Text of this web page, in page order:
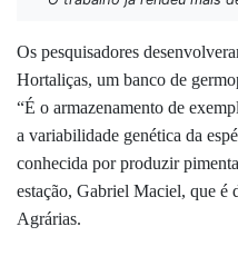
Os pesquisadores
Hortaliças, um banco de
“É o armazenamento de
a variabilidade genética da
conhecida por produzir
estação, Gabriel Maciel, que é
Agrárias.